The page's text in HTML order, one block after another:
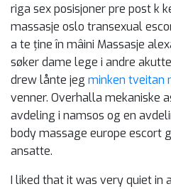
riga sex posisjoner pre post k
massasje oslo transexual
a te ține în mâini Massasje
søker dame lege i andre
drew lånte jeg minken tveitan
venner. Overhalla mekaniske
avdeling i namsos og en
body massage europe escort
ansatte.
I liked that it was very quiet in